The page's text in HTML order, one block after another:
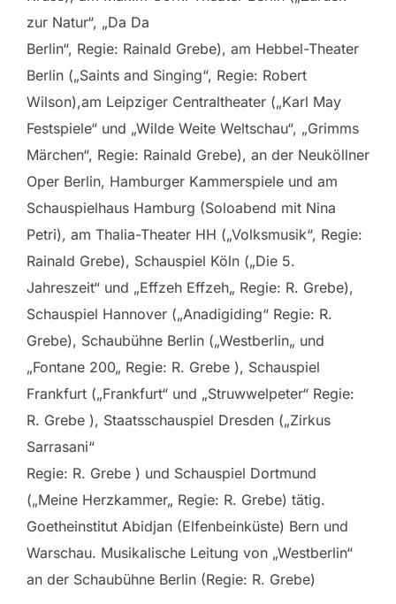
zur Natur“, „Da Da
Berlin“, Regie: Rainald Grebe), am Hebbel-Theater
Berlin („Saints and Singing“, Regie: Robert
Wilson),am Leipziger Centraltheater („Karl May
Festspiele“ und „Wilde Weite Weltschau“, „Grimms
Märchen“, Regie: Rainald Grebe), an der Neuköllner
Oper Berlin, Hamburger Kammerspiele und am
Schauspielhaus Hamburg (Soloabend mit Nina
Petri), am Thalia-Theater HH („Volksmusik“, Regie:
Rainald Grebe), Schauspiel Köln („Die 5.
Jahreszeit“ und „Effzeh Effzeh„ Regie: R. Grebe),
Schauspiel Hannover („Anadigiding“ Regie: R.
Grebe), Schaubühne Berlin („Westberlin„ und
„Fontane 200„ Regie: R. Grebe ), Schauspiel
Frankfurt („Frankfurt“ und „Struwwelpeter“ Regie:
R. Grebe ), Staatsschauspiel Dresden („Zirkus
Sarrasani“
Regie: R. Grebe ) und Schauspiel Dortmund
(„Meine Herzkammer„ Regie: R. Grebe) tätig.
Goetheinstitut Abidjan (Elfenbeinküste) Bern und
Warschau. Musikalische Leitung von „Westberlin“
an der Schaubühne Berlin (Regie: R. Grebe)